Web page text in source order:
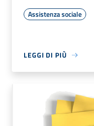
Assistenza sociale
LEGGI DI PIÙ